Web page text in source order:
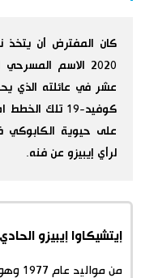
علوم وتكنولوجيا
الأقسام
صور
أشخاص
تجارب وآراء
الأكثر تفاعلا
اللغة اليابانية
كان المفترض أن يتخذ
2020 الاسم
عشر في عائلته الذي
كوفيد-19 تلك
على حيوية
لرأي إيبيزو عن فنه.
إيتشيكاوا إيبيزو
من